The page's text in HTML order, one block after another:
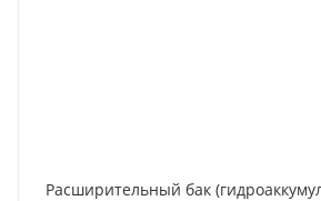
Расширительный бак